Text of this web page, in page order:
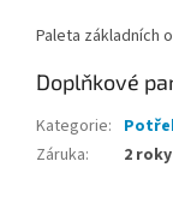
Paleta základních
Doplňkové
Kategorie:
Záruka: 2 roky